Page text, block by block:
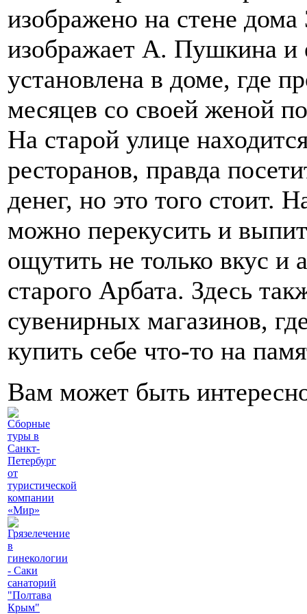
изображено на стене дома
изображает А. Пушкина и
установлена в доме, где
месяцев со своей женой
На старой улице
ресторанов, правда
денег, но это того стоит.
можно перекусить и
ощутить не только вкус и
старого Арбата. Здесь
сувенирных магазинов,
купить себе что-то на
Вам может быть
Сборные
туры в
Санкт-
Петербург
от
туристической
компании
«Мир»
Грязелечение
в
гинекологии
- Саки
санаторий
"Полтава
Крым"